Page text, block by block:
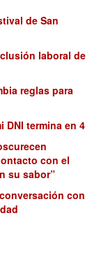
de San
laboral de
reglas para
DNI termina en 4
con el
su sabor”
con